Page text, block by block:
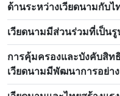
ด้านระหว่างเวียดนามกับไ
เวียดนามมีส่วนร่วมที่เป็น
การคุ้มครองและบังคับสิ
เวียดนามมีพัฒนาการอย่า